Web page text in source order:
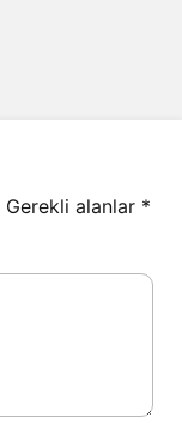
Gerekli alanlar *